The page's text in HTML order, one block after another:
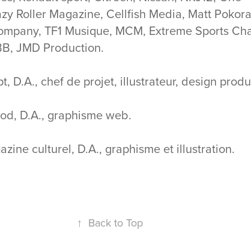
Roller Magazine, Cellfish Media, Matt
TF1 Musique, MCM, Extreme Sports
JMD Production.
D.A., chef de projet, illustrateur, design
D.A., graphisme web.
culturel, D.A., graphisme et illustration.
↑ Back to Top